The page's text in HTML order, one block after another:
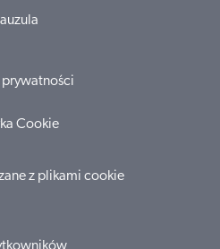
prywatności
Cookie
z plikami cookie